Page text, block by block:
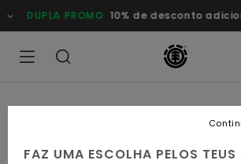
para
a
DUPLA PROMO 10% de desconto
FAZ UMA ESCOLHA PELOS